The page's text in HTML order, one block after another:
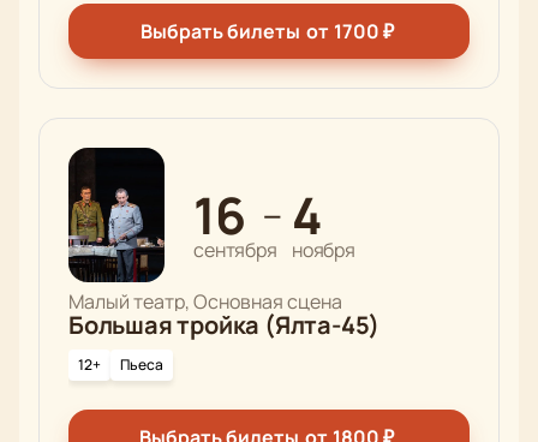
Выбрать билеты от 1700₽
16
сентября
— 4
ноября
Малый театр, Основная сцена
Большая тройка (Ялта-45)
12+ Пьеса